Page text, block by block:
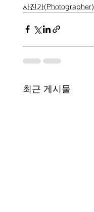
사진가(Photographer)
최근 게시물